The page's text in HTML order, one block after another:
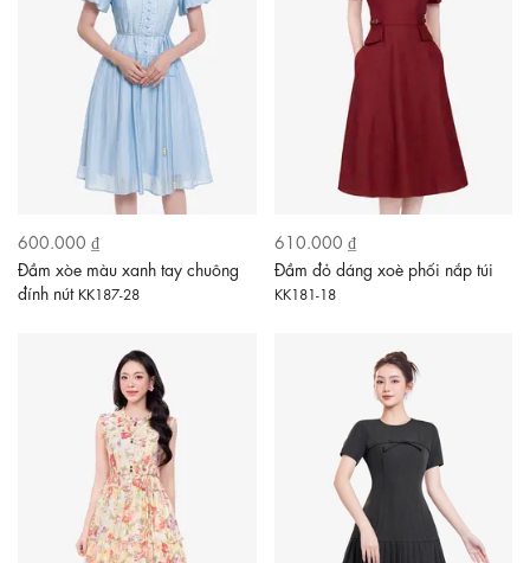
600.000 ₫
Đầm xòe màu xanh tay chuông
đính nút KK187-28
610.000 ₫
Đầm đỏ dáng xoè phối nắp túi
KK181-18